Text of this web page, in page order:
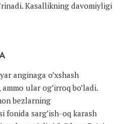
Kasallikning davomiyligi
anginaga o’xshash
ular og’irroq bo’ladi.
bezlarning
fonida sarg’ish-oq karash